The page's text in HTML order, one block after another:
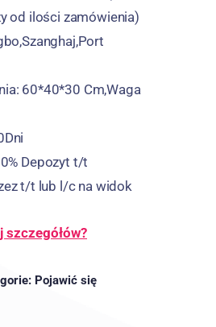
od ilości zamówienia)
60*40*30 Cm,Waga
Depozyt t/t
t/t lub l/c na widok
Pojawić się